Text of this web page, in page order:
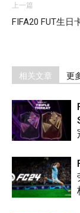
上一篇
FIFA20 FUT生日
相关文章 更